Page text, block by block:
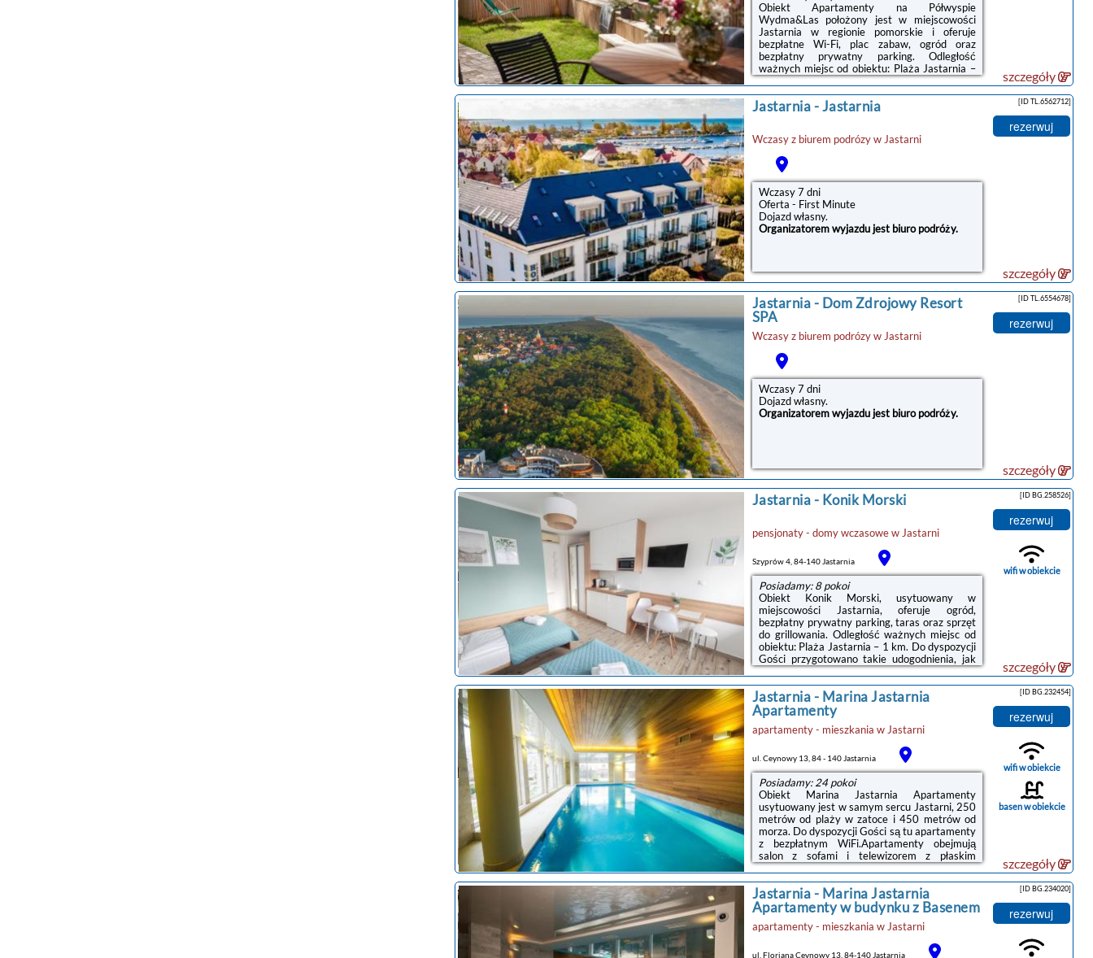
Obiekt Apartamenty na Półwyspie
Wydma&Las położony jest w miejscowości
Jastarnia w regionie pomorskie i oferuje
bezpłatne Wi-Fi, plac zabaw, ogród oraz
bezpłatny prywatny parking. Odległość
ważnych miejsc od obiektu: Plaża Jastarnia –
600 m.W każdej opcji zakwaterowania
znajduje się aneks kuchenny z pełnym
wyposażeniem i stołem, a także prywatna
Wyposażenie obejmuje również telewizor z
płaskim ekranem z dostępem do kanałów
kablowych. Wyposażenie obejmuje również
lodówkę, zmywarkę, ...
szczegóły
Jastarnia-Jastarnia
Wczasy z biurem podrózy w Jastarni
Wczasy 7 dni
Oferta - First Minute
Dojazd własny.
Organizatorem wyjazdu jest biuro podróży.
[ID TL.6562712]
rezerwuj
szczegóły
Jastarnia- Dom Zdrojowy Resort
SPA
Wczasy z biurem podrózy w Jastarni
Wczasy 7 dni
Dojazd własny.
Organizatorem wyjazdu jest biuro podróży.
[ID TL.6554678]
rezerwuj
szczegóły
Jastarnia- Konik Morski
pensjonaty - domy wczasowew Jastarni
Szyprów 4, 84-140 Jastarnia
Posiadamy: 8 pokoi
Obiekt Konik Morski, usytuowany w
miejscowości Jastarnia, oferuje ogród,
bezpłatny prywatny parking, taras oraz sprzęt
do grillowania. Odległość ważnych miejsc od
obiektu: Plaża Jastarnia – 1 km. Do dyspozycji
Gości przygotowano takie udogodnienia, jak
wspólna kuchnia, całodobowa recepcja oraz
bezpłatne Wi-Fi we wszystkich
pomieszczeniach. Każdą opcję
zakwaterowania wyposażono w telewizor z
płaskim ekranem z dostępem do kanałów
satelitarnych.W każdej opcji zakwaterowania
znajduje się ekspres do kawy oraz prywatna
łazienka z prysznicem i bezpłatnym zestawem
kosmetyków, ...
[ID BG.258526]
rezerwuj
wifi w obiekcie
szczegóły
noclegi Jastarnia
Jastarnia- Marina Jastarnia
Apartamenty
apartamenty - mieszkania w Jastarni
ul. Ceynowy 13, 84 - 140 Jastarnia
Posiadamy: 24 pokoi
Obiekt Marina Jastarnia Apartamenty
usytuowany jest w samym sercu Jastarni, 250
metrów od plaży w zatoce i 450 metrów od
morza. Do dyspozycji Gości są tu apartamenty
z bezpłatnym WiFi.Apartamenty obejmują
salon z sofami i telewizorem z płaskim
ekranem. Goście mogą przygotowywać posiłki
w aneksie kuchennym z kuchenką, przyborami
kuchennymi i czajnikiem. Z okien roztacza się
widok na zatokę i port.Na terenie kompleksu
znajduje się prywatny basen, z którego można
korzystać bezpłatnie.Obiekt usytuowany jest
200 metrów od centrum miasta i 100 metrów
od portu. Na każdy apartament ...
[ID BG.232454]
rezerwuj
wifi w obiekcie
basen w obiekcie
szczegóły
Jastarnia- Marina Jastarnia
Apartamenty w budynku z Basenem
apartamenty - mieszkania w Jastarni
ul. Floriana Ceynowy 13, 84-140 Jastarnia
[ID BG.234020]
rezerwuj